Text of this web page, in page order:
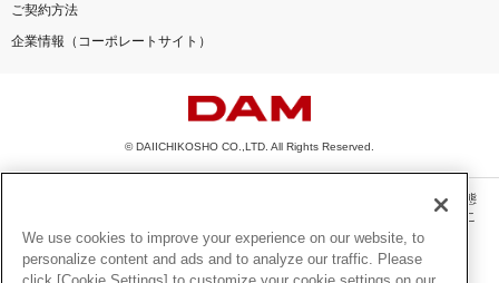
ご契約方法
企業情報（コーポレートサイト）
© DAIICHIKOSHO CO.,LTD. All Rights Reserved.
このサイトに掲載されている一切の文章・画像・写真・動画・音声等を、手段や形態
を問わず、著作権法の定める範囲を超えて無断で複製、転載、ファイル化などするこ
とを禁じます。
楽曲及びコンテンツは、機種によりご利用いただけない場合があります。
We use cookies to improve your experience on our website, to
personalize content and ads and to analyze our traffic. Please